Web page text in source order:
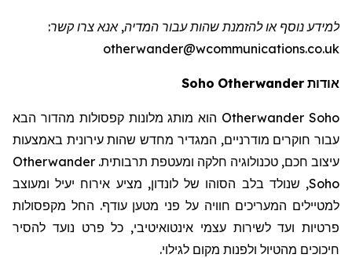
למידע נוסף או להזמנת שהותעבור המדיה, אנא צרו קשר:
otherwander@wcommunications.co.uk
אודות Otherwander
Soho
Otherwander Soho הוא מותג מלונות קפסולות מהדור הבא
עבור חוקרים מודרניים, המגדיר מחדש שהות עירונית באמצעות
עיצוב חכם, טכנולוגיה חלקה ומעטפת תרבותית. Otherwander
Soho, שנולד בלב הסוהו של לונדון, מציע אירוח יעיל ומעוצב
למטיילים המעריכים חוויה על פני מטען עודף. החל מקפסולות
פרטיות ועד לשירות עצמי אינטואיטיבי, כל פרט נועד להסיר
חיכוכים מהטיול ולפנות מקום לגילוי.